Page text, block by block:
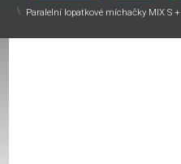
Paralelní lopatkové míchačky MIX S +